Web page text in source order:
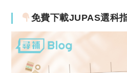
免費下載JUPAS選科